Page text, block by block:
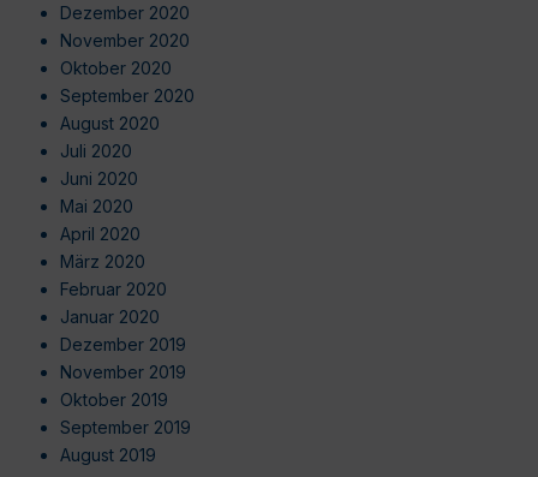
Dezember 2020
November 2020
Oktober 2020
September 2020
August 2020
Juli 2020
Juni 2020
Mai 2020
April 2020
März 2020
Februar 2020
Januar 2020
Dezember 2019
November 2019
Oktober 2019
September 2019
August 2019